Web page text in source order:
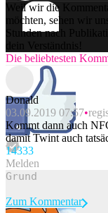
Weil wir die
möchten, sehen wir
Stunden nach
dein Verständnis!
Die beliebtesten
Donald
03.09.2019 07:57
Kommt dann auch
damit Twint auch
14333
Melden
Zum Kommentar